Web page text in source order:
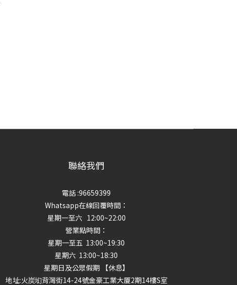
聯絡我們
電話 :96659399
Whatsapp在線回覆時間：
星期一至六 12:00~22:00
營業點時間：
星期一至五 13:00~19:30
星期六 13:00~18:30
星期日及公眾假期 【休息】
地址:火炭㘭背灣街14-24號金豪工業大厦2期14樓S室